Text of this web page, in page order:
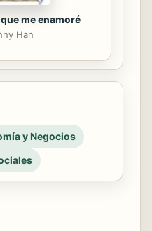
me enamoré
Han
y Negocios